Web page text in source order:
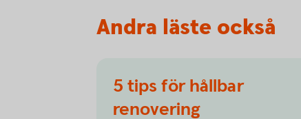
Andra läste också
5 tips för hållbar
renovering